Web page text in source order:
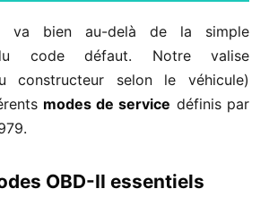
va bien au-delà de la simple
code défaut. Notre valise
constructeur selon le véhicule)
modes de service définis par
OBD-II essentiels